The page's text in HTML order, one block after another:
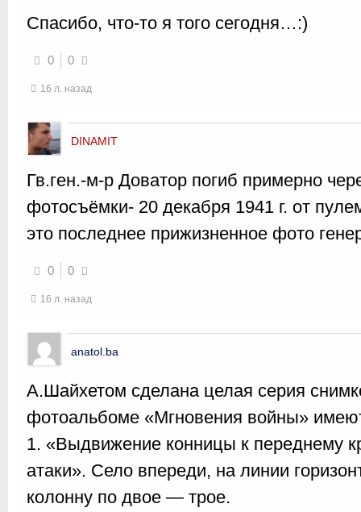
Спасибо, что-то я того сегодня…:)
0 0
16 л. назад
DINAMIT
Гв.ген.-м-р Доватор погиб примерно
фотосъёмки- 20 декабря 1941 г. от
это последнее прижизненное фото
0 0
16 л. назад
anatol.ba
А.Шайхетом сделана целая серия
фотоальбоме «Мгновения войны»
1. «Выдвижение конницы к переднему
атаки». Село впереди, на линии
колонну по двое — трое.